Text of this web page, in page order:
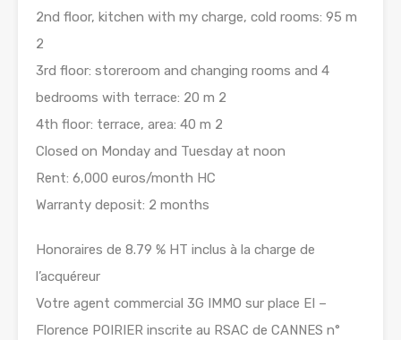
2nd floor, kitchen with my charge, cold rooms: 95 m
2
3rd floor: storeroom and changing rooms and 4
bedrooms with terrace: 20 m 2
4th floor: terrace, area: 40 m 2
Closed on Monday and Tuesday at noon
Rent: 6,000 euros/month HC
Warranty deposit: 2 months
Honoraires de 8.79 % HT inclus à la charge de
l’acquéreur
Votre agent commercial 3G IMMO sur place EI –
Florence POIRIER inscrite au RSAC de CANNES n°